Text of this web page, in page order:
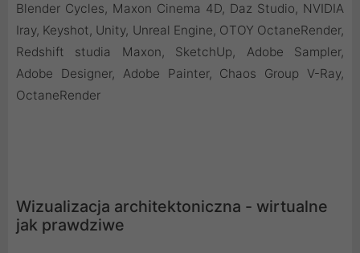
Blender Cycles, Maxon Cinema 4D, Daz Studio, NVIDIA
Iray, Keyshot, Unity, Unreal Engine, OTOY OctaneRender,
Redshift studia Maxon, SketchUp, Adobe Sampler,
Adobe Designer, Adobe Painter, Chaos Group V-Ray,
OctaneRender
Wizualizacja architektoniczna - wirtualne
jak prawdziwe